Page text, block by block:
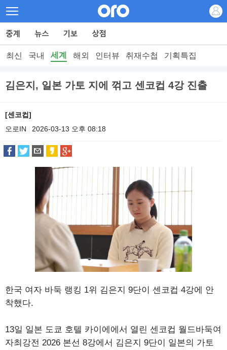
최신 국내 세계 해외 인터뷰 취재수첩 기획특집
김은지, 일본 가토 지에 꺾고 센코컵 4강 진출
[센코컵]
오로IN
2026-03-13 오후 08:18
한국 여자 바둑 랭킹 1위 김은지 9단이 센코컵 4강에 안
착했다.
13일 일본 도쿄 호텔 카이에에서 열린 센코컵 월드바둑여
자최강전 2026 본선 8강에서 김은지 9단이 일본의 가토